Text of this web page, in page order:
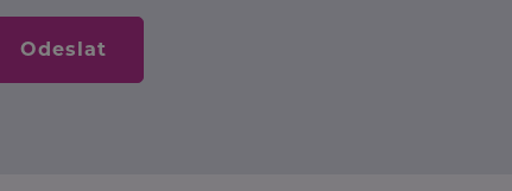
Odeslat